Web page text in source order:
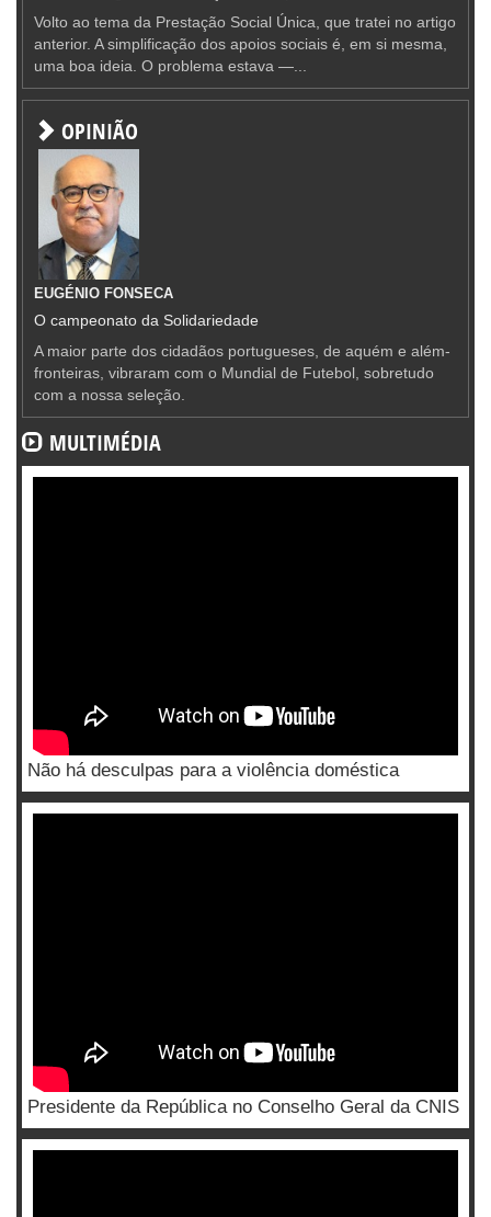
Volto ao tema da Prestação Social Única, que tratei no artigo
anterior. A simplificação dos apoios sociais é, em si mesma,
uma boa ideia. O problema estava —...
OPINIÃO
EUGÉNIO FONSECA
O campeonato da Solidariedade
A maior parte dos cidadãos portugueses, de aquém e além-
fronteiras, vibraram com o Mundial de Futebol, sobretudo
com a nossa seleção.
MULTIMÉDIA
Não há desculpas para a violência doméstica
Presidente da República no Conselho Geral da CNIS